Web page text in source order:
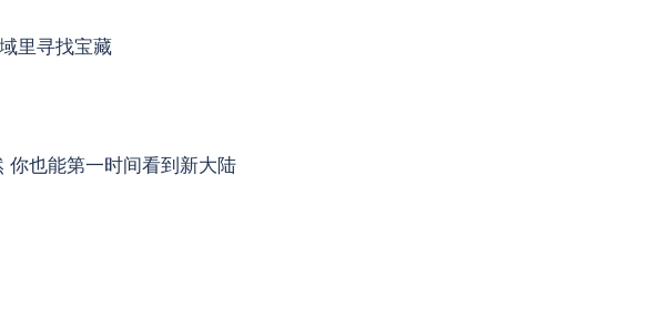
里寻找宝藏
你也能第一时间看到新大陆